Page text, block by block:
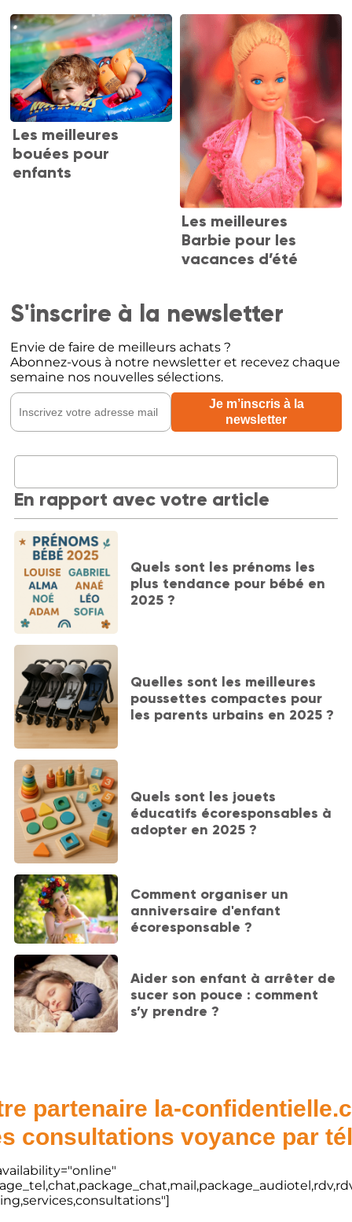
Les meilleures
bouées pour
enfants
Les meilleures
Barbie pour les
vacances d’été
S'inscrire à la newsletter
Envie de faire de meilleurs achats ?
Abonnez-vous à notre newsletter et recevez chaque
semaine nos nouvelles sélections.
En rapport avec votre article
Quels sont les prénoms les
plus tendance pour bébé en
2025 ?
Quelles sont les meilleures
poussettes compactes pour
les parents urbains en 2025 ?
Quels sont les jouets
éducatifs écoresponsables à
adopter en 2025 ?
Comment organiser un
anniversaire d'enfant
écoresponsable ?
Aider son enfant à arrêter de
sucer son pouce : comment
s’y prendre ?
partenaire la-
consultations voyance par